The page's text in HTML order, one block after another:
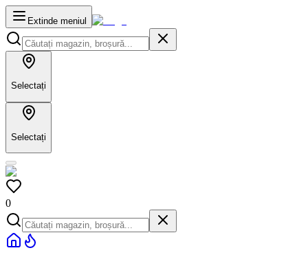
Extinde meniul
Selectați
Selectați
0